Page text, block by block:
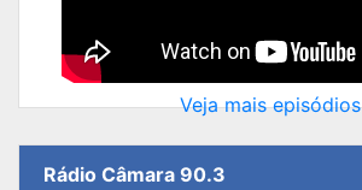
Veja mais episódios
Rádio Câmara 90.3